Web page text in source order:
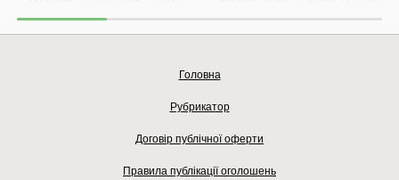
Головна
Рубрикатор
Договір публічної оферти
Правила публікації оголошень